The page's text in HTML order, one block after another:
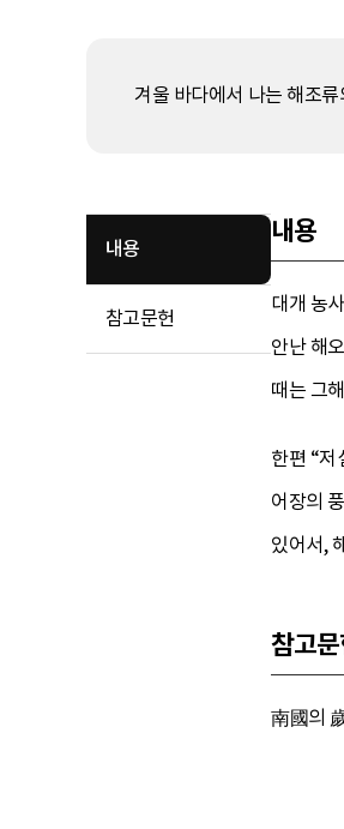
겨울 바다에서 나는 해조
내용
참고문헌
내용
대개 농
안난 해
때는 그
한편 “저
어장의
있어서,
참고
南國의